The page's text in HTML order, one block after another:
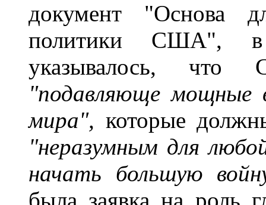
документ "Основа
политики США", в
указывалось,
"подавляюще мощные
мира", которые
"неразумным для
начать большую